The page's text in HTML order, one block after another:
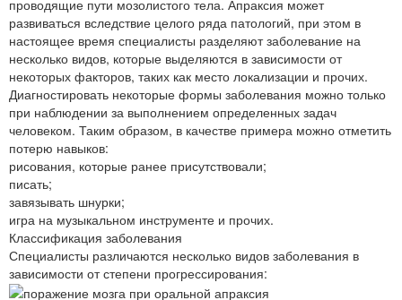
проводящие пути мозолистого тела. Апраксия может
развиваться вследствие целого ряда патологий, при этом в
настоящее время специалисты разделяют заболевание на
несколько видов, которые выделяются в зависимости от
некоторых факторов, таких как место локализации и прочих.
Диагностировать некоторые формы заболевания можно только
при наблюдении за выполнением определенных задач
человеком. Таким образом, в качестве примера можно отметить
потерю навыков:
рисования, которые ранее присутствовали;
писать;
завязывать шнурки;
игра на музыкальном инструменте и прочих.
Классификация заболевания
Специалисты различаются несколько видов заболевания в
зависимости от степени прогрессирования: